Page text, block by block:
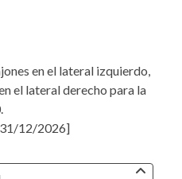
en el lateral izquierdo,
el lateral derecho para la
12/2026]